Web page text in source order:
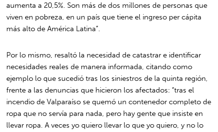
aumenta a 20,5%. Son más de dos millones de personas que
viven en pobreza, en un país que tiene el ingreso per cápita
más alto de América Latina”.
Por lo mismo, resaltó la necesidad de catastrar e identificar
necesidades reales de manera informada, citando como
ejemplo lo que sucedió tras los siniestros de la quinta región,
frente a las denuncias que hicieron los afectados: “tras el
incendio de Valparaíso se quemó un contenedor completo de
ropa que no servía para nada, pero hay gente que insiste en
llevar ropa. A veces yo quiero llevar lo que yo quiero, y no lo